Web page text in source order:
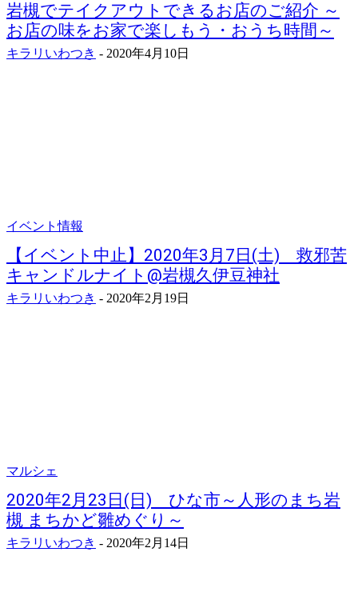
岩槻でテイクアウトできるお店のご紹介 ～
お店の味をお家で楽しもう・おうち時間～
キラリいわつき - 2020年4月10日
イベント情報
【イベント中止】2020年3月7日(土) 救邪苦
キャンドルナイト@岩槻久伊豆神社
キラリいわつき - 2020年2月19日
マルシェ
2020年2月23日(日) ひな市～人形のまち岩
槻 まちかど雛めぐり～
キラリいわつき - 2020年2月14日